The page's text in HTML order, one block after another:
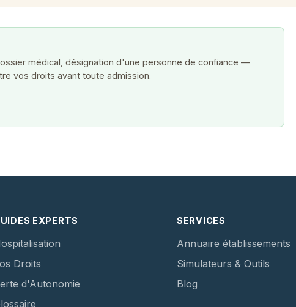
médical, désignation d'une personne de confiance —
vos droits avant toute admission.
EXPERTS
Droits
d'Autonomie
SERVICES
Annuaire établissements
Simulateurs & Outils
Blog